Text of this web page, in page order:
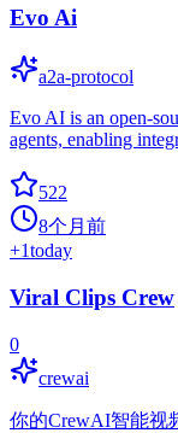
Evo Ai
a2a-protocol
Evo AI is an open-
agents, enabling
522
8个月前
+1today
Viral Clips Crew
0
crewai
你的CrewAI智能视